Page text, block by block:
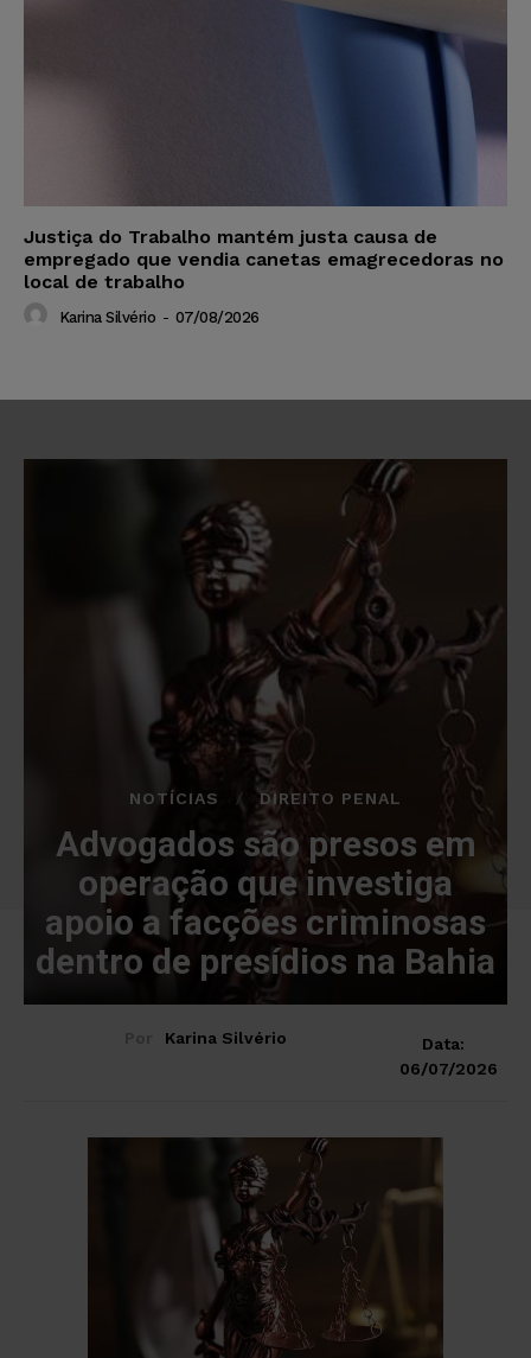
Justiça do Trabalho mantém justa causa de
empregado que vendia canetas emagrecedoras no
local de trabalho
Karina Silvério - 07/08/2026